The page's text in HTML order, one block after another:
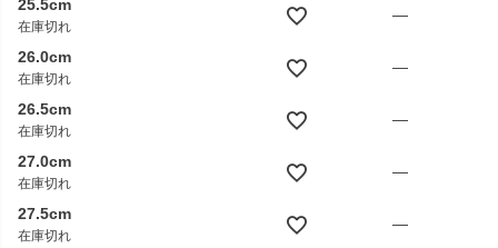
25.5cm
在庫切れ
—
26.0cm
在庫切れ
—
26.5cm
在庫切れ
—
27.0cm
在庫切れ
—
27.5cm
在庫切れ
—